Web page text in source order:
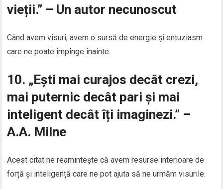
vieții.” – Un autor necunoscut
Când avem visuri, avem o sursă de energie și entuziasm
care ne poate împinge înainte.
10. „Ești mai curajos decât crezi,
mai puternic decât pari și mai
inteligent decât îți imaginezi.” –
A.A. Milne
Acest citat ne reamintește că avem resurse interioare de
forță și inteligență care ne pot ajuta să ne urmăm visurile.